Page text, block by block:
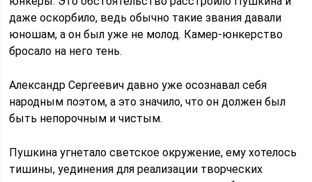
даже оскорбило, ведь обычно такие звания давали
юношам, а он был уже не молод. Камер-юнкерство
бросало на него тень.
Александр Сергеевич давно уже осознавал себя
народным поэтом, а это значило, что он должен был
быть непорочным и чистым.
Пушкина угнетало светское окружение, ему хотелось
тишины, уединения для реализации творческих